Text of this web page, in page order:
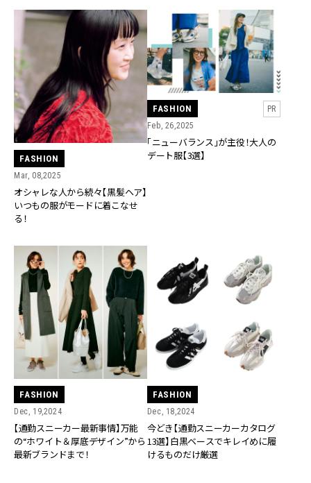
FASHION
Mar, 08,2025
オシャレな人から続々【黒髪ヘア】
いつもの服がモードに着こなせ
る！
FASHION
PR
Feb, 26,2025
「ニューバランス」が主役！大人の
デート服【3選】
FASHION
Dec, 19,2024
【通勤スニーカー最新事情】万能
の“ホワイト＆厚底デザイン”から
最新ブランドまで！
FASHION
Dec, 18,2024
今どき【通勤スニーカーカタログ
13選】白黒ベースでキレイめに履
けるものだけ厳選